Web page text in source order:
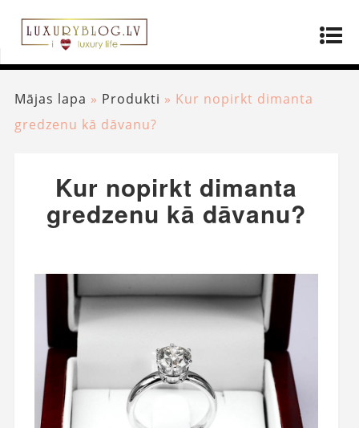
Mājas lapa » Produkti » Kur nopirkt dimanta
gredzenu kā dāvanu?
Kur nopirkt dimanta
gredzenu kā dāvanu?